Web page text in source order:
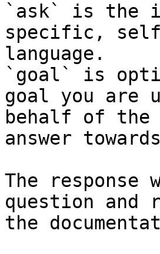
`ask` is the
specific,
language.
`goal` is
goal you are
behalf of
answer
The
question and
the